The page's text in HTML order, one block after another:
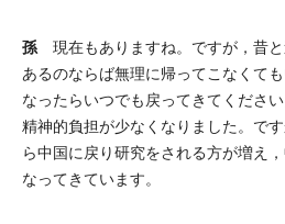
孫 現在もありますね。ですが，昔
あるのならば無理に帰ってこなくて
なったらいつでも戻ってきてくださ
精神的負担が少なくなりました。で
ら中国に戻り研究をされる方が増え
なってきています。